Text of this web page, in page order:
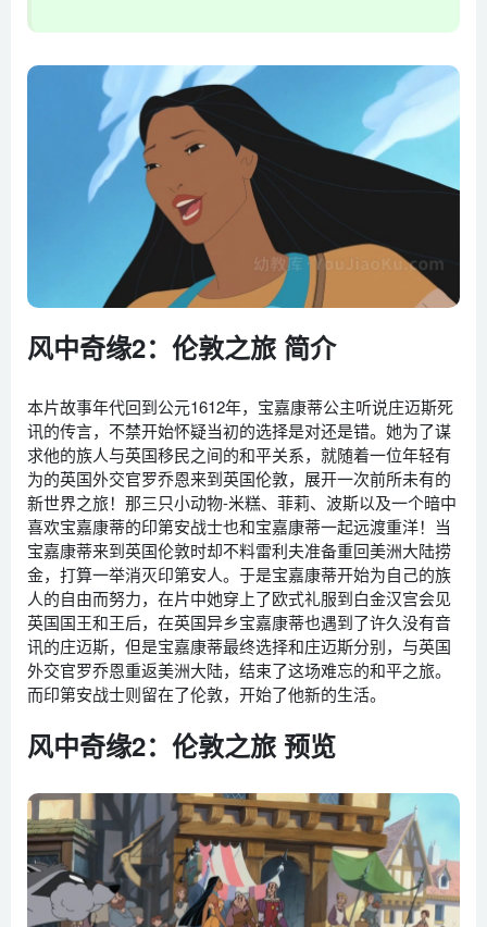
风中奇缘2：伦敦之旅 简介
本片故事年代回到公元1612年，宝嘉康蒂公主听说庄迈斯死
讯的传言，不禁开始怀疑当初的选择是对还是错。她为了谋
求他的族人与英国移民之间的和平关系，就随着一位年轻有
为的英国外交官罗乔恩来到英国伦敦，展开一次前所未有的
新世界之旅！那三只小动物-米糕、菲莉、波斯以及一个暗中
喜欢宝嘉康蒂的印第安战士也和宝嘉康蒂一起远渡重洋！当
宝嘉康蒂来到英国伦敦时却不料雷利夫准备重回美洲大陆捞
金，打算一举消灭印第安人。于是宝嘉康蒂开始为自己的族
人的自由而努力，在片中她穿上了欧式礼服到白金汉宫会见
英国国王和王后，在英国异乡宝嘉康蒂也遇到了许久没有音
讯的庄迈斯，但是宝嘉康蒂最终选择和庄迈斯分别，与英国
外交官罗乔恩重返美洲大陆，结束了这场难忘的和平之旅。
而印第安战士则留在了伦敦，开始了他新的生活。
风中奇缘2：伦敦之旅 预览